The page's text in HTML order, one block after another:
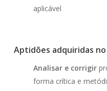
aplicável
Aptidões adquiridas
Analisar e corrigir
forma crítica e